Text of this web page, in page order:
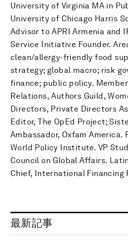
University of Virginia MA in
University of Chicago Harris
Advisor to APRI Armenia and
Service Initiative Founder.
clean/allergy-friendly food
strategy; global macro; risk
finance; public policy.
Relations, Authors Guild,
Directors, Private Directors
Editor, The OpEd Project;
Ambassador, Oxfam America.
World Policy Institute. VP
Council on Global Affairs.
Chief, International Financing
最新記事